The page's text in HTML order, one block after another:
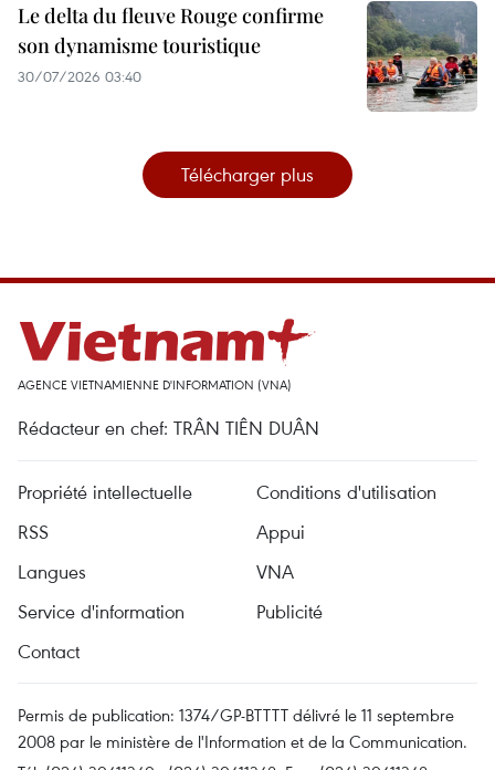
Le delta du fleuve Rouge confirme
son dynamisme touristique
30/07/2026 03:40
Télécharger plus
AGENCE VIETNAMIENNE D'INFORMATION (VNA)
Rédacteur en chef: TRÂN TIÊN DUÂN
Propriété intellectuelle
Conditions d'utilisation
RSS
Appui
Langues
VNA
Service d'information
Publicité
Contact
Permis de publication: 1374/GP-BTTTT délivré le 11 septembre
2008 par le ministère de l'Information et de la Communication.